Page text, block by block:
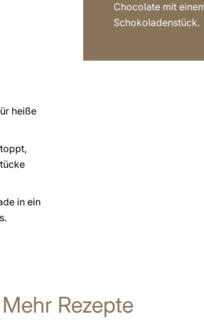
heiße
in ein
Chocolate mit
Schokoladenstück.
Mehr Rezepte